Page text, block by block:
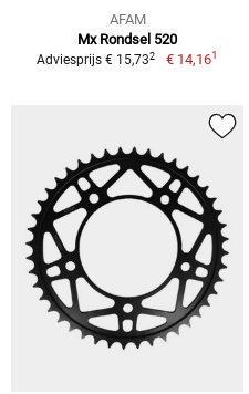
AFAM
Mx Rondsel 520
Adviesprijs € 15,732 € 14,161